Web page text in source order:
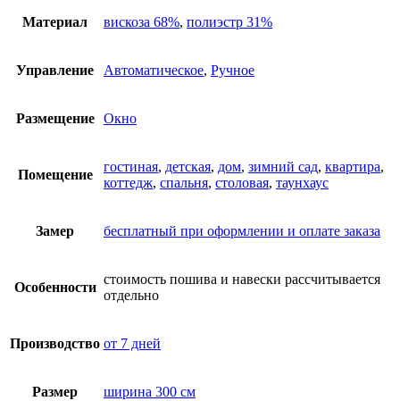
Материал вискоза 68%, полиэстр 31%
Управление Автоматическое, Ручное
Размещение Окно
Помещение
гостиная, детская, дом, зимний сад, квартира,
коттедж, спальня, столовая, таунхаус
Замер бесплатный при оформлении и оплате заказа
Особенности
стоимость пошива и навески рассчитывается
отдельно
Производство от 7 дней
Размер ширина 300 см